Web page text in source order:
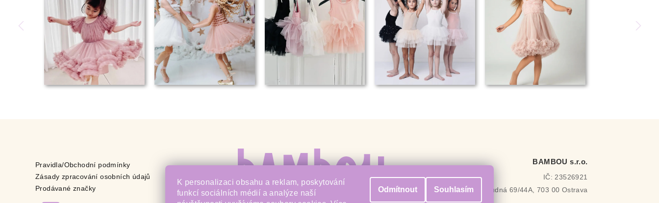
K personalizaci obsahu a reklam, poskytování
funkcí sociálních médií a analýze naší
Odmítnout Souhlasím
Pravidla/Obchodní podmínky
Zásady zpracování osobních údajů
Prodávané značky
BAMBOU s.r.o.
IČ: 23526921
Rudná 69/44A, 703 00 Ostrava